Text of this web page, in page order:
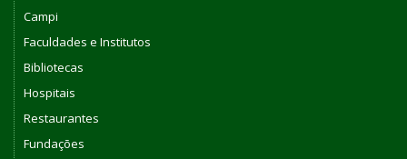
Campi
Faculdades e Institutos
Bibliotecas
Hospitais
Restaurantes
Fundações